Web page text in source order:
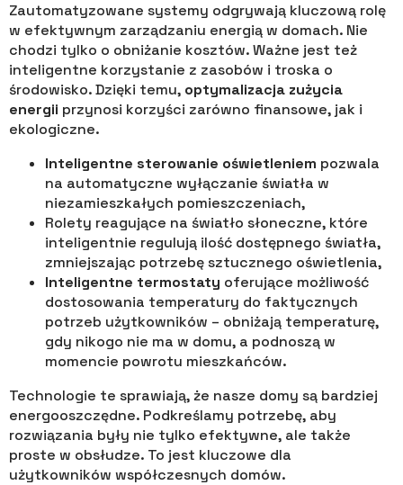
Zautomatyzowane systemy odgrywają kluczową rolę
w efektywnym zarządzaniu energią w domach. Nie
chodzi tylko o obniżanie kosztów. Ważne jest też
inteligentne korzystanie z zasobów i troska o
środowisko. Dzięki temu, optymalizacja zużycia
energii przynosi korzyści zarówno finansowe, jak i
ekologiczne.
Inteligentne sterowanie oświetleniem pozwala
na automatyczne wyłączanie światła w
niezamieszkałych pomieszczeniach,
Rolety reagujące na światło słoneczne, które
inteligentnie regulują ilość dostępnego światła,
zmniejszając potrzebę sztucznego oświetlenia,
Inteligentne termostaty oferujące możliwość
dostosowania temperatury do faktycznych
potrzeb użytkowników – obniżają temperaturę,
gdy nikogo nie ma w domu, a podnoszą w
momencie powrotu mieszkańców.
Technologie te sprawiają, że nasze domy są bardziej
energooszczędne. Podkreślamy potrzebę, aby
rozwiązania były nie tylko efektywne, ale także
proste w obsłudze. To jest kluczowe dla
użytkowników współczesnych domów.